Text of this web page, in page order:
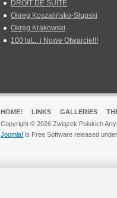
DROIT DE SUITE
Okreg Koszalińsko-Słupski
Okręg Krakowski
100 lat... i Nowe Otwarcie!!!
HOME! LINKS GALLERIES
Copyright © 2026 Związek Polskich
Joomla! is Free Software released